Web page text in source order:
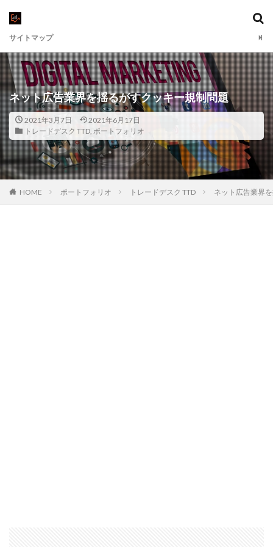
サイトマップ
ネット広告業界を揺るがすクッキー規制問題
2021年3月7日
2021年6月17日
トレードデスク TTD, ポートフォリオ
HOME ポートフォリオ トレードデスク TTD ネット広告業界